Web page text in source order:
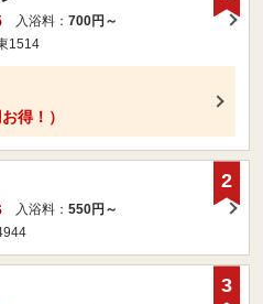
入浴料： 700円～
1514
得！）
入浴料： 550円～
2
3